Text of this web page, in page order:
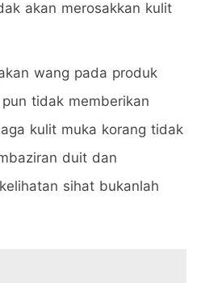
akan merosakkan kulit
wang pada produk
tidak memberikan
kulit muka korang tidak
duit dan
sihat bukanlah